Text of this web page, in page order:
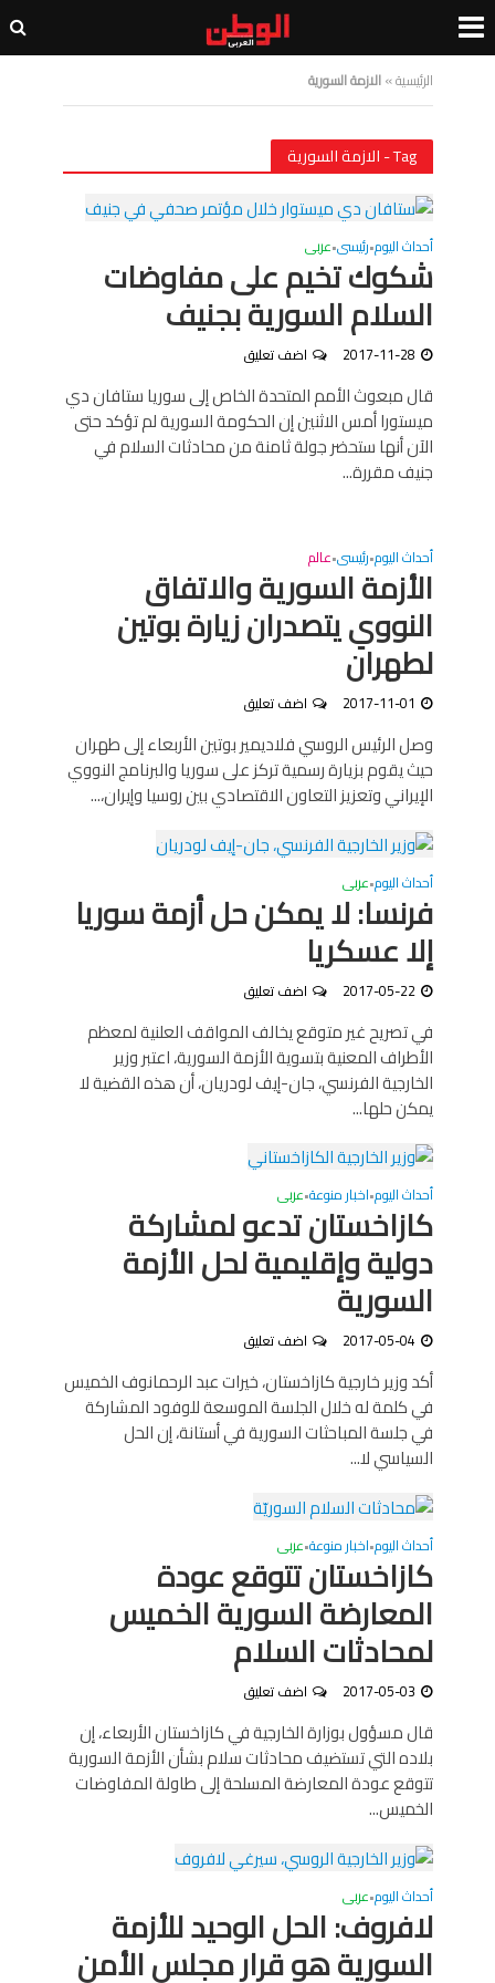
الرئيسية»الازمة السورية
Tag - الازمة السورية
أحداث اليوم•رئيسى•عربى
شكوك تخيم على مفاوضات
السلام السورية بجنيف
2017-11-28 اضف تعليق
قال مبعوث الأمم المتحدة الخاص إلى سوريا ستافان دي
ميستورا أمس الاثنين إن الحكومة السورية لم تؤكد حتى
الآن أنها ستحضر جولة ثامنة من محادثات السلام في
جنيف مقررة...
أحداث اليوم•رئيسى•عالم
الأزمة السورية والاتفاق
النووي يتصدران زيارة بوتين
لطهران
2017-11-01 اضف تعليق
وصل الرئيس الروسي فلاديمير بوتين الأربعاء إلى طهران
حيث يقوم بزيارة رسمية تركز على سوريا والبرنامج النووي
الإيراني وتعزيز التعاون الاقتصادي بين روسيا وإيران،...
أحداث اليوم•عربى
فرنسا: لا يمكن حل أزمة سوريا
إلا عسكريا
2017-05-22 اضف تعليق
في تصريح غير متوقع يخالف المواقف العلنية لمعظم
الأطراف المعنية بتسوية الأزمة السورية، اعتبر وزير
الخارجية الفرنسي، جان-إيف لودريان، أن هذه القضية لا
يمكن حلها...
أحداث اليوم•اخبار منوعة•عربى
كازاخستان تدعو لمشاركة
دولية وإقليمية لحل الأزمة
السورية
2017-05-04 اضف تعليق
أكد وزير خارجية كازاخستان، خيرات عبد الرحمانوف الخميس
في كلمة له خلال الجلسة الموسعة للوفود المشاركة
في جلسة المباحثات السورية في أستانة، إن الحل
السياسي لا...
أحداث اليوم•اخبار منوعة•عربى
كازاخستان تتوقع عودة
المعارضة السورية الخميس
لمحادثات السلام
2017-05-03 اضف تعليق
قال مسؤول بوزارة الخارجية في كازاخستان الأربعاء، إن
بلاده التي تستضيف محادثات سلام بشأن الأزمة السورية
تتوقع عودة المعارضة المسلحة إلى طاولة المفاوضات
الخميس...
أحداث اليوم•عربى
لافروف: الحل الوحيد للأزمة
السورية هو قرار مجلس الأمن